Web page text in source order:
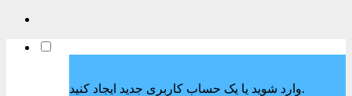
وارد شوید یا یک حساب کاربری جدید ایجاد کنید.